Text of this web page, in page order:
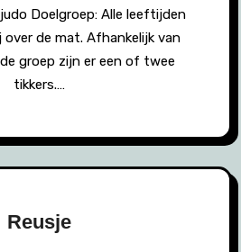
Doelgroep: Alle leeftijden
over de mat. Afhankelijk van
groep zijn er een of twee
tikkers.…
Reusje